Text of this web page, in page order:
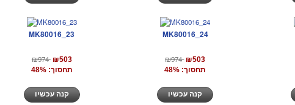
MK80016_23
₪974 ₪503
תחסוך: 48%
קנה עכשיו
MK80016_24
₪974 ₪503
תחסוך: 48%